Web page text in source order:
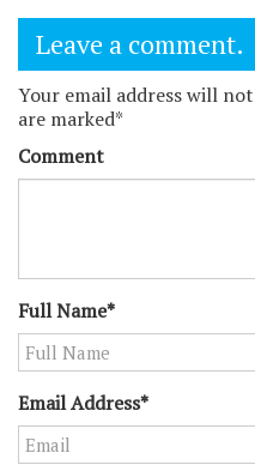
Leave a comment.
Your email address will
are marked*
Comment
Full Name*
Email Address*